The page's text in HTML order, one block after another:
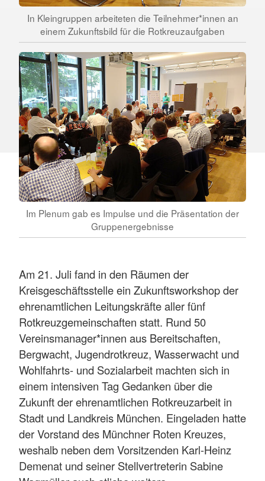
In Kleingruppen arbeiteten die Teilnehmer*innen an
einem Zukunftsbild für die Rotkreuzaufgaben
Im Plenum gab es Impulse und die Präsentation der
Gruppenergebnisse
Am 21. Juli fand in den Räumen der
Kreisgeschäftsstelle ein Zukunftsworkshop der
ehrenamtlichen Leitungskräfte aller fünf
Rotkreuzgemeinschaften statt. Rund 50
Vereinsmanager*innen aus Bereitschaften,
Bergwacht, Jugendrotkreuz, Wasserwacht und
Wohlfahrts- und Sozialarbeit machten sich in
einem intensiven Tag Gedanken über die
Zukunft der ehrenamtlichen Rotkreuzarbeit in
Stadt und Landkreis München. Eingeladen hatte
der Vorstand des Münchner Roten Kreuzes,
weshalb neben dem Vorsitzenden Karl-Heinz
Demenat und seiner Stellvertreterin Sabine